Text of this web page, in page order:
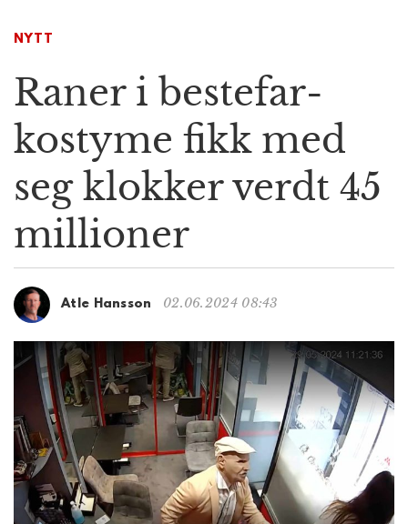
a
v
a
NYTT
Raner i bestefar­
kostyme fikk med
seg klokker verdt 45
millioner
Atle Hansson 02.06.2024 08:43